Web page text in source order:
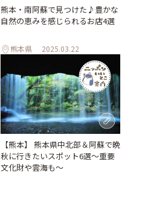
熊本・南阿蘇で見つけた♪豊かな
自然の恵みを感じられるお店4選
熊本県 2025.03.22
【熊本】 熊本県中北部＆阿蘇で晩
秋に行きたいスポット6選〜重要
文化財や雲海も〜